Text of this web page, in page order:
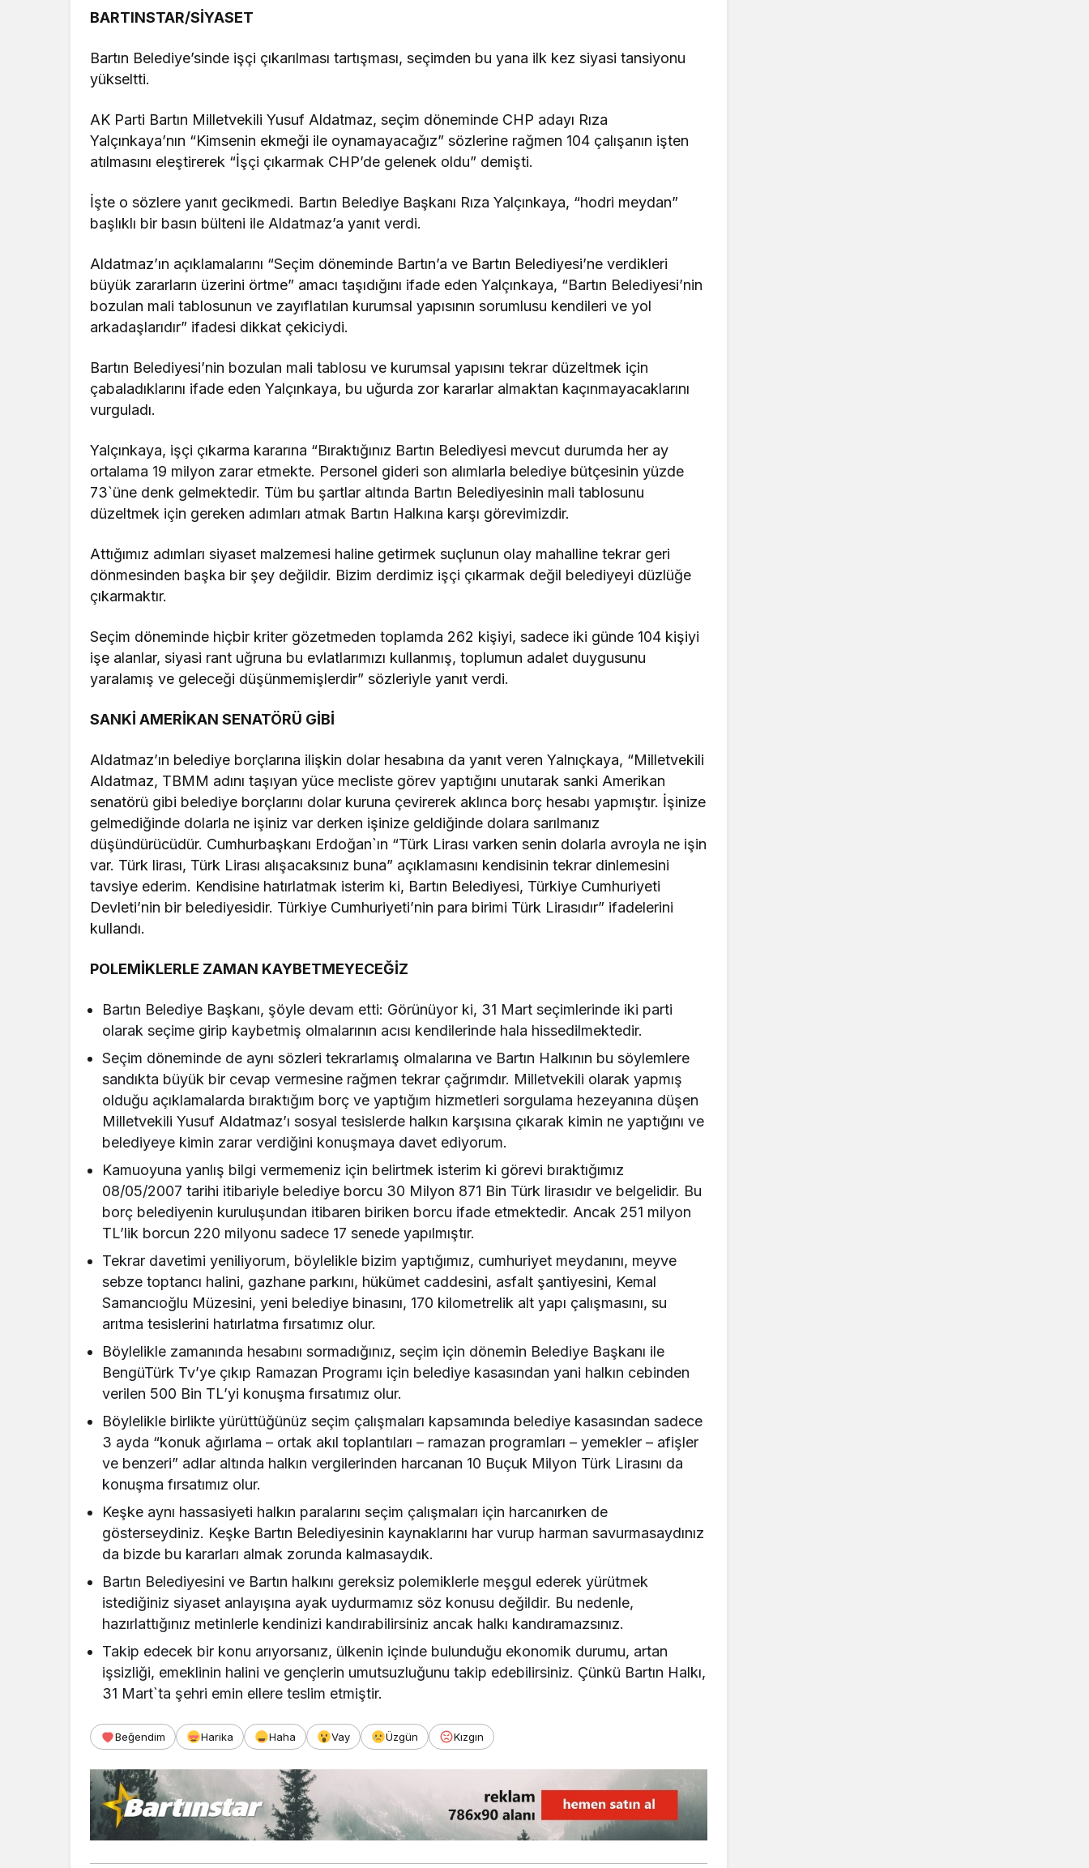
BARTINSTAR/SİYASET
Bartın Belediye’sinde işçi çıkarılması tartışması, seçimden bu yana ilk kez siyasi tansiyonu
yükseltti.
AK Parti Bartın Milletvekili Yusuf Aldatmaz, seçim döneminde CHP adayı Rıza
Yalçınkaya’nın “Kimsenin ekmeği ile oynamayacağız” sözlerine rağmen 104 çalışanın işten
atılmasını eleştirerek “İşçi çıkarmak CHP’de gelenek oldu” demişti.
İşte o sözlere yanıt gecikmedi. Bartın Belediye Başkanı Rıza Yalçınkaya, “hodri meydan”
başlıklı bir basın bülteni ile Aldatmaz’a yanıt verdi.
Aldatmaz’ın açıklamalarını “Seçim döneminde Bartın’a ve Bartın Belediyesi’ne verdikleri
büyük zararların üzerini örtme” amacı taşıdığını ifade eden Yalçınkaya, “Bartın Belediyesi’nin
bozulan mali tablosunun ve zayıflatılan kurumsal yapısının sorumlusu kendileri ve yol
arkadaşlarıdır” ifadesi dikkat çekiciydi.
Bartın Belediyesi’nin bozulan mali tablosu ve kurumsal yapısını tekrar düzeltmek için
çabaladıklarını ifade eden Yalçınkaya, bu uğurda zor kararlar almaktan kaçınmayacaklarını
vurguladı.
Yalçınkaya, işçi çıkarma kararına “Bıraktığınız Bartın Belediyesi mevcut durumda her ay
ortalama 19 milyon zarar etmekte. Personel gideri son alımlarla belediye bütçesinin yüzde
73`üne denk gelmektedir. Tüm bu şartlar altında Bartın Belediyesinin mali tablosunu
düzeltmek için gereken adımları atmak Bartın Halkına karşı görevimizdir.
Attığımız adımları siyaset malzemesi haline getirmek suçlunun olay mahalline tekrar geri
dönmesinden başka bir şey değildir. Bizim derdimiz işçi çıkarmak değil belediyeyi düzlüğe
çıkarmaktır.
Seçim döneminde hiçbir kriter gözetmeden toplamda 262 kişiyi, sadece iki günde 104 kişiyi
işe alanlar, siyasi rant uğruna bu evlatlarımızı kullanmış, toplumun adalet duygusunu
yaralamış ve geleceği düşünmemişlerdir” sözleriyle yanıt verdi.
SANKİ AMERİKAN SENATÖRÜ GİBİ
Aldatmaz’ın belediye borçlarına ilişkin dolar hesabına da yanıt veren Yalnıçkaya, “Milletvekili
Aldatmaz, TBMM adını taşıyan yüce mecliste görev yaptığını unutarak sanki Amerikan
senatörü gibi belediye borçlarını dolar kuruna çevirerek aklınca borç hesabı yapmıştır. İşinize
gelmediğinde dolarla ne işiniz var derken işinize geldiğinde dolara sarılmanız
düşündürücüdür. Cumhurbaşkanı Erdoğan`ın “Türk Lirası varken senin dolarla avroyla ne işin
var. Türk lirası, Türk Lirası alışacaksınız buna” açıklamasını kendisinin tekrar dinlemesini
tavsiye ederim. Kendisine hatırlatmak isterim ki, Bartın Belediyesi, Türkiye Cumhuriyeti
Devleti’nin bir belediyesidir. Türkiye Cumhuriyeti’nin para birimi Türk Lirasıdır” ifadelerini
kullandı.
POLEMİKLERLE ZAMAN KAYBETMEYECEĞİZ
Bartın Belediye Başkanı, şöyle devam etti: Görünüyor ki, 31 Mart seçimlerinde iki parti
olarak seçime girip kaybetmiş olmalarının acısı kendilerinde hala hissedilmektedir.
Seçim döneminde de aynı sözleri tekrarlamış olmalarına ve Bartın Halkının bu söylemlere
sandıkta büyük bir cevap vermesine rağmen tekrar çağrımdır. Milletvekili olarak yapmış
olduğu açıklamalarda bıraktığım borç ve yaptığım hizmetleri sorgulama hezeyanına düşen
Milletvekili Yusuf Aldatmaz’ı sosyal tesislerde halkın karşısına çıkarak kimin ne yaptığını ve
belediyeye kimin zarar verdiğini konuşmaya davet ediyorum.
Kamuoyuna yanlış bilgi vermemeniz için belirtmek isterim ki görevi bıraktığımız
08/05/2007 tarihi itibariyle belediye borcu 30 Milyon 871 Bin Türk lirasıdır ve belgelidir. Bu
borç belediyenin kuruluşundan itibaren biriken borcu ifade etmektedir. Ancak 251 milyon
TL’lik borcun 220 milyonu sadece 17 senede yapılmıştır.
Tekrar davetimi yeniliyorum, böylelikle bizim yaptığımız, cumhuriyet meydanını, meyve
sebze toptancı halini, gazhane parkını, hükümet caddesini, asfalt şantiyesini, Kemal
Samancıoğlu Müzesini, yeni belediye binasını, 170 kilometrelik alt yapı çalışmasını, su
arıtma tesislerini hatırlatma fırsatımız olur.
Böylelikle zamanında hesabını sormadığınız, seçim için dönemin Belediye Başkanı ile
BengüTürk Tv’ye çıkıp Ramazan Programı için belediye kasasından yani halkın cebinden
verilen 500 Bin TL’yi konuşma fırsatımız olur.
Böylelikle birlikte yürüttüğünüz seçim çalışmaları kapsamında belediye kasasından sadece
3 ayda “konuk ağırlama – ortak akıl toplantıları – ramazan programları – yemekler – afişler
ve benzeri” adlar altında halkın vergilerinden harcanan 10 Buçuk Milyon Türk Lirasını da
konuşma fırsatımız olur.
Keşke aynı hassasiyeti halkın paralarını seçim çalışmaları için harcanırken de
gösterseydiniz. Keşke Bartın Belediyesinin kaynaklarını har vurup harman savurmasaydınız
da bizde bu kararları almak zorunda kalmasaydık.
Bartın Belediyesini ve Bartın halkını gereksiz polemiklerle meşgul ederek yürütmek
istediğiniz siyaset anlayışına ayak uydurmamız söz konusu değildir. Bu nedenle,
hazırlattığınız metinlerle kendinizi kandırabilirsiniz ancak halkı kandıramazsınız.
Takip edecek bir konu arıyorsanız, ülkenin içinde bulunduğu ekonomik durumu, artan
işsizliği, emeklinin halini ve gençlerin umutsuzluğunu takip edebilirsiniz. Çünkü Bartın Halkı,
31 Mart`ta şehri emin ellere teslim etmiştir.
Beğendim Harika Haha Vay Üzgün Kızgın